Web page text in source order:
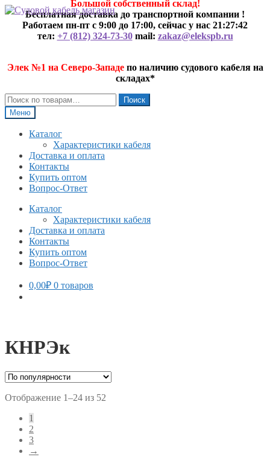
Перейти
навигации
Перейти
содержимому
Большой собственный склад!
Бесплатная доставка до транспортной компании !
Работаем пн-пт с 9:00 до 17:00, сейчас у нас 21:27:42
тел: +7 (812) 324-73-30mail: zakaz@elekspb.ru
Элек №1 на Северо-Западепо наличию судового кабеля на
складах*
Искать:
Поиск
Меню
Каталог
Характеристики кабеля
Доставка и оплата
Контакты
Купить оптом
Вопрос-Ответ
Каталог
Характеристики кабеля
Доставка и оплата
Контакты
Купить оптом
Вопрос-Ответ
0,00₽ 0 товаров
КНРЭк
Отображение 1–24 из 52
1
2
3
→